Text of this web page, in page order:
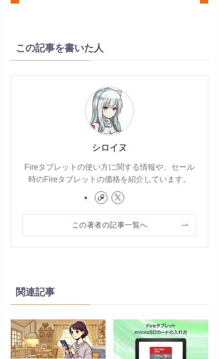
この記事を書いた人
シロイヌ
Fireタブレットの使い方に関する情報や、セール
時のFireタブレットの価格を紹介しています。
この著者の記事一覧へ
関連記事